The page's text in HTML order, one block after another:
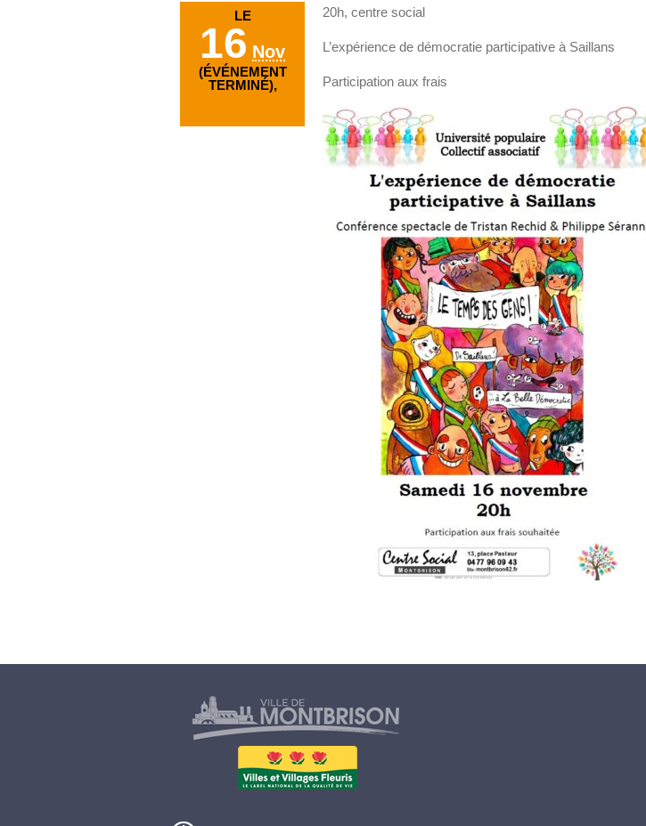
LE
16 Nov
(ÉVÉNEMENT
TERMINÉ),
20h, centre social
L’expérience de démocratie participative à Saillans
Participation aux frais